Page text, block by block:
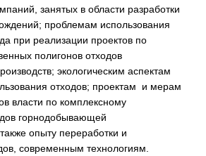
занятых в области разработки
проблемам использования
при реализации проектов по
полигонов отходов
экологическим аспектам
отходов; проектам и мерам
власти по комплексному
горнодобывающей
опыту переработки и
современным технологиям.